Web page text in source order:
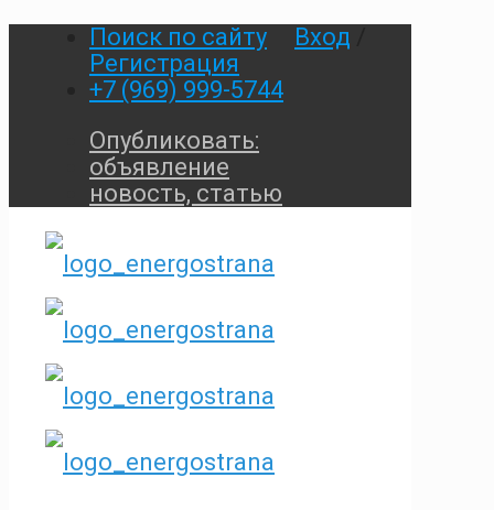
Поиск по сайту Вход
Регистрация
+7 (969) 999-5744
Опубликовать:
объявление
новость, статью